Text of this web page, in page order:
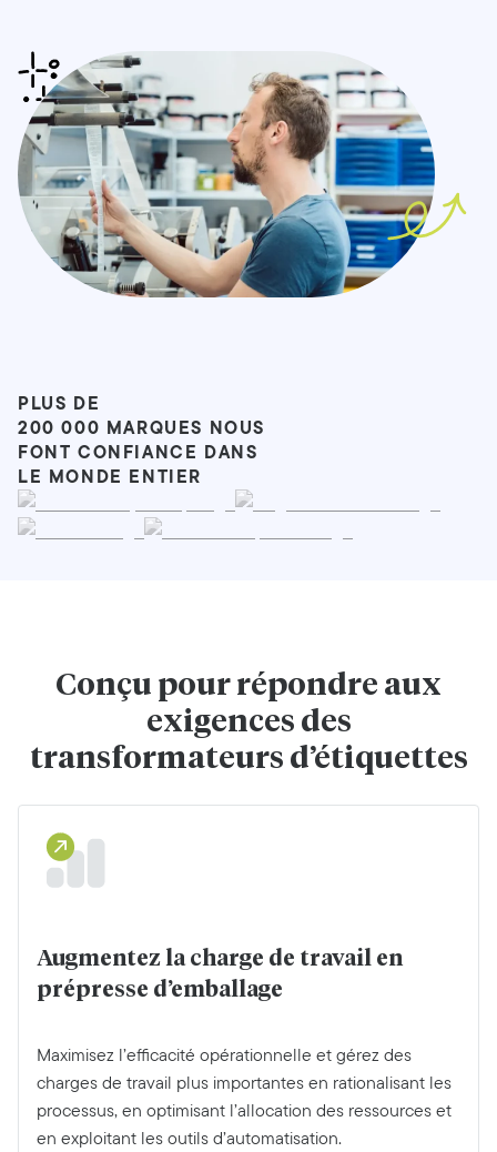
PLUS DE
200 000 MARQUES NOUS
FONT CONFIANCE DANS
LE MONDE ENTIER
Conçu pour répondre aux
exigences des
transformateurs d’étiquettes
Augmentez la charge de travail en
prépresse d’emballage
Maximisez l’efficacité opérationnelle et gérez des
charges de travail plus importantes en rationalisant les
processus, en optimisant l’allocation des ressources et
en exploitant les outils d’automatisation.